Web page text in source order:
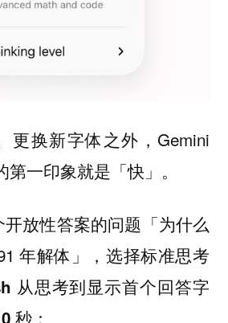
更换新字体之外，Gemini
一印象就是「快」。
放性答案的问题「为什么
年解体」，选择标准思考
从思考到显示首个回答字
秒：